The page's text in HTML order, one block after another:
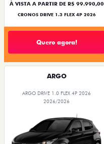
À VISTA A PARTIR DE R$ 99.990,00
CRONOS DRIVE 1.3 FLEX 4P 2026
Quero agora!
ARGO
ARGO DRIVE 1.0 FLEX 4P 2026
2026/2026